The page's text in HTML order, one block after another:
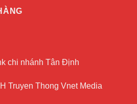
chi nhánh Tân Định
Truyen Thong Vnet Media